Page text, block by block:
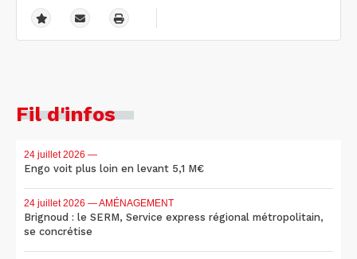
Fil d'infos
24 juillet 2026 —
Engo voit plus loin en levant 5,1 M€
24 juillet 2026 — AMÉNAGEMENT
Brignoud : le SERM, Service express régional métropolitain,
se concrétise